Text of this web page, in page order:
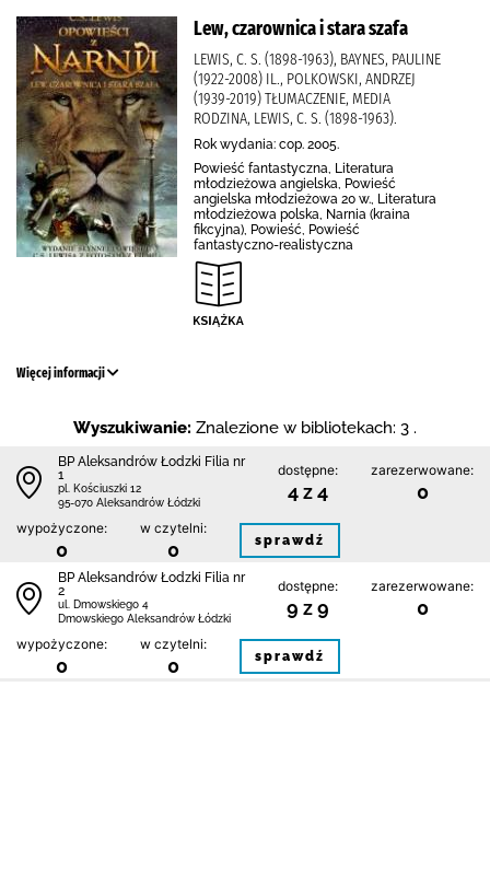
Lew, czarownica i stara szafa
LEWIS, C. S. (1898-1963), BAYNES, PAULINE
(1922-2008) IL., POLKOWSKI, ANDRZEJ
(1939-2019) TŁUMACZENIE, MEDIA
RODZINA, LEWIS, C. S. (1898-1963).
Rok wydania: cop. 2005.
Powieść fantastyczna, Literatura
młodzieżowa angielska, Powieść
angielska młodzieżowa 20 w., Literatura
młodzieżowa polska, Narnia (kraina
fikcyjna), Powieść, Powieść
fantastyczno-realistyczna
Więcej informacji
Wyszukiwanie: Znalezione w bibliotekach: 3 .
BP Aleksandrów Łodzki Filia nr
1
pl. Kościuszki 12
95-070 Aleksandrów Łódzki
dostępne:
4 z 4
zarezerwowane:
0
wypożyczone:
0
w czytelni:
0 sprawdź
BP Aleksandrów Łodzki Filia nr
2
ul. Dmowskiego 4
Dmowskiego Aleksandrów Łódzki
dostępne:
9 z 9
zarezerwowane:
0
wypożyczone:
0
w czytelni:
0 sprawdź